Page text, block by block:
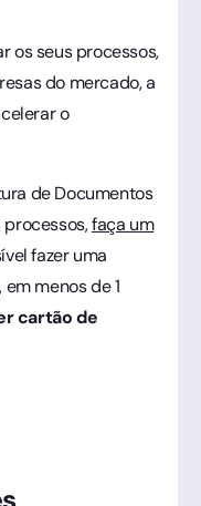
os seus processos,
do mercado, a
o
de Documentos
processos,faça um
fazer uma
menos de 1
cartão de